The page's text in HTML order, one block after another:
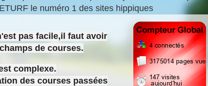
le numéro 1 des sites hippiques
pas facile,il faut avoir
de courses.
complexe.
des courses passées